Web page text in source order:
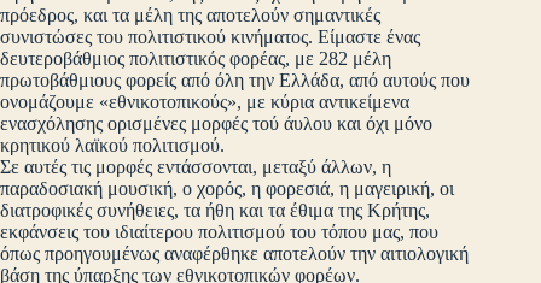
πρόεδρος, και τα μέλη της αποτελούν σημαντικές
συνιστώσες του πολιτιστικού κινήματος. Είμαστε ένας
δευτεροβάθμιος πολιτιστικός φορέας, με 282 μέλη
πρωτοβάθμιους φορείς από όλη την Ελλάδα, από αυτούς που
ονομάζουμε «εθνικοτοπικούς», με κύρια αντικείμενα
ενασχόλησης ορισμένες μορφές τού άυλου και όχι μόνο
κρητικού λαϊκού πολιτισμού.
Σε αυτές τις μορφές εντάσσονται, μεταξύ άλλων, η
παραδοσιακή μουσική, ο χορός, η φορεσιά, η μαγειρική, οι
διατροφικές συνήθειες, τα ήθη και τα έθιμα της Κρήτης,
εκφάνσεις του ιδιαίτερου πολιτισμού του τόπου μας, που
όπως προηγουμένως αναφέρθηκε αποτελούν την αιτιολογική
βάση της ύπαρξης των εθνικοτοπικών φορέων.